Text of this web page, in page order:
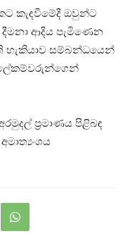
කැඳවීමේදී ඔවුන්ට
ආදිය පැමිණෙන
හැකියාව සම්බන්ධයෙන්
ලේකම්වරුන්ගෙන්
ප්‍රමාණය පිළිබඳ